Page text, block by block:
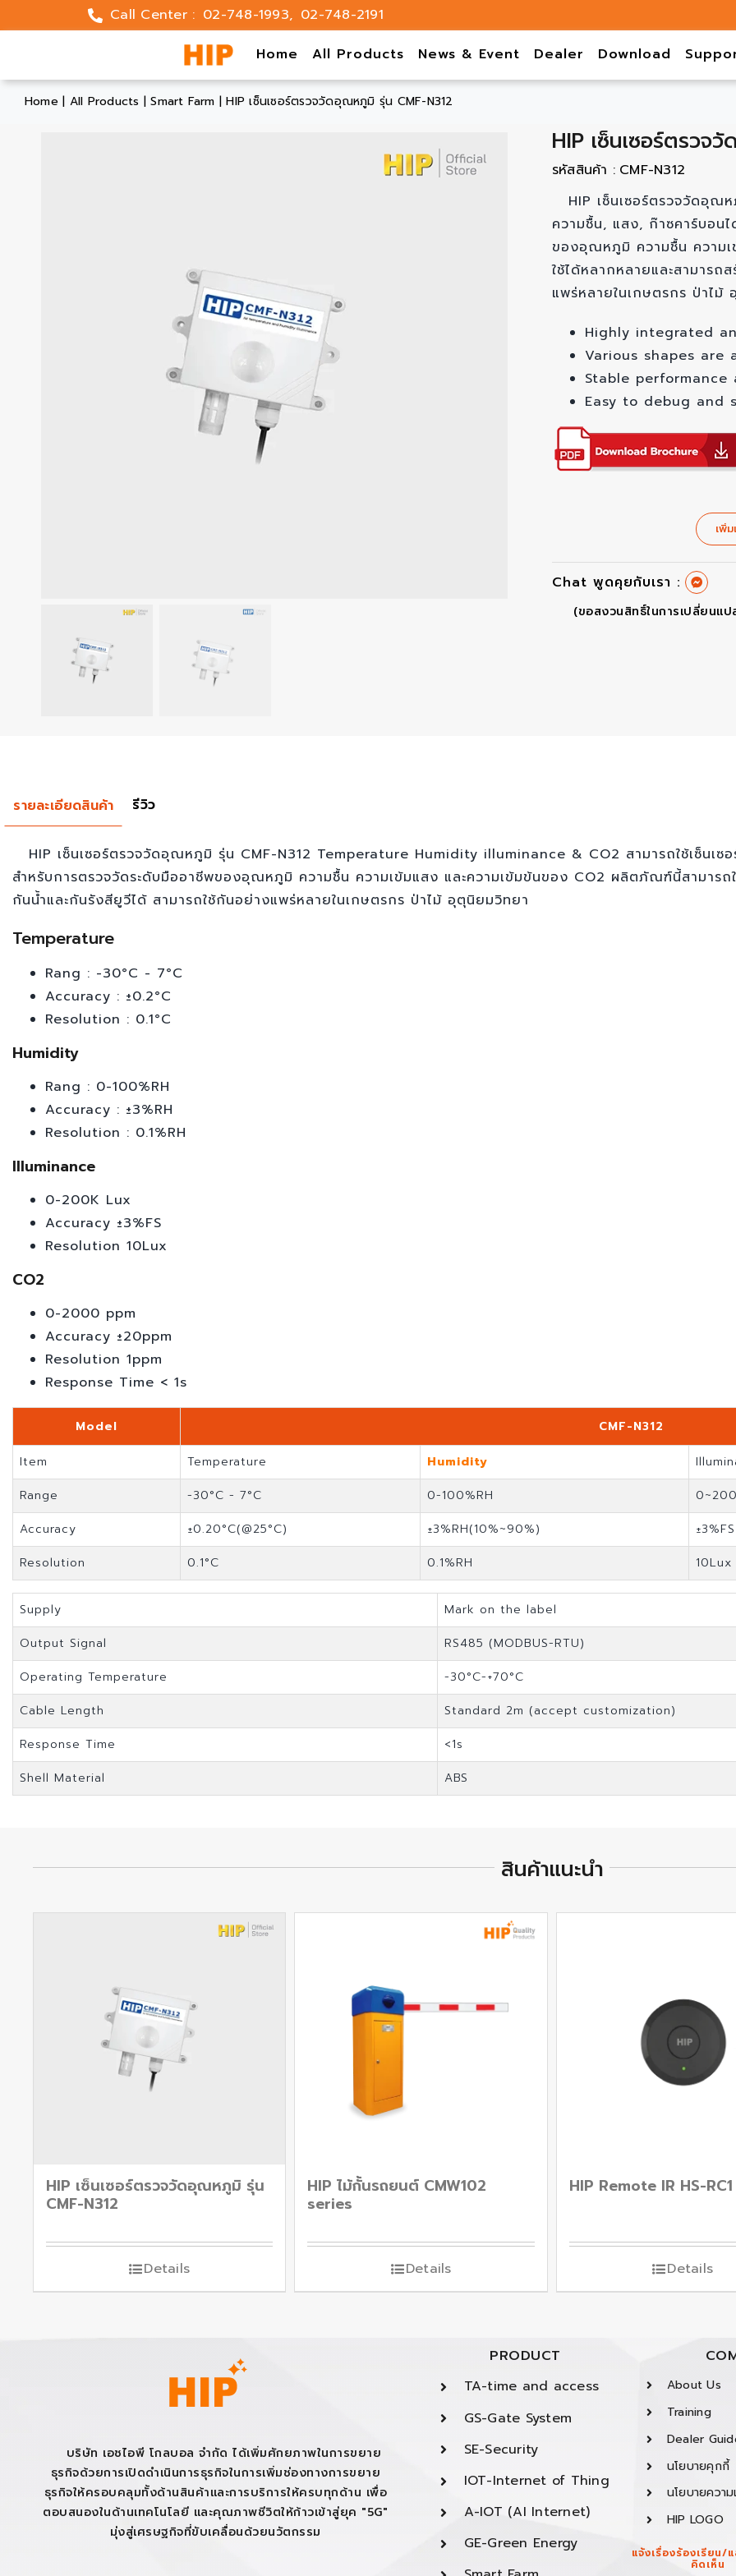
to
Call Center : 02-748-1993, 02-748-2191
Home
All Products News & Event Dealer Download
Home| All Products |Smart Farm |HIP เซ็นเซอร์ตรวจวัดอุณหภูมิ รุ่น CMF-N312
HIP เซ็นเซอร์ตรวจ
รหัสสินค้า : CMF-N312
HIP เซ็นเซอร์ตรวจวัดอุณ
ความชื้น, แสง, ก๊าซคาร์บอน
ของอุณหภูมิ ความชื้น ความ
ใช้ได้หลากหลายและสามารถ
แพร่หลายในเกษตรกร ป่าไม้
Highly integrated
Various shapes are
Stable
Easy to debug and
เพิ่
Chat พูดคุยกับเรา :
(ขอสงวนสิทธิ์ในการเปลี่ยนแ
รายละเอียดสินค้า รีวิว
HIP เซ็นเซอร์ตรวจวัดอุณหภูมิ รุ่น CMF-N312 Temperature Humidity illuminance & CO2 สามารถใช้เซ็นเ
สำหรับการตรวจวัดระดับมืออาชีพของอุณหภูมิ ความชื้น ความเข้มแสง และความเข้มข้นของ CO2 ผลิตภัณฑ์นี้สามารถใ
กันน้ำและกันรังสียูวีได้ สามารถใช้กันอย่างแพร่หลายในเกษตรกร ป่าไม้ อุตุนิยมวิทยา
Temperature
Rang : -30°C - 7°C
Accuracy : ±0.2°C
Resolution : 0.1°C
Humidity
Rang : 0-100%RH
Accuracy : ±3%RH
Resolution : 0.1%RH
Illuminance
0-200K Lux
Accuracy ±3%FS
Resolution 10Lux
CO2
0-2000 ppm
Accuracy ±20ppm
Resolution 1ppm
Response Time < 1s
Model CMF-N312
Item Temperature Humidity
Range
-30°C - 7°C 0-100%RH
Accuracy
±0.20°C(@25°C) ±3%RH(10%~90%) ±3%FS
Resolution
0.1°C 0.1%RH 10Lux
Supply
Mark on the label
Output Signal
RS485 (MODBUS-RTU)
Operating Temperature
-30°C-+70°C
Cable Length
Standard 2m (accept customization)
Response Time
<1s
Shell Material
ABS
สินค้าแนะนำ
HIP เซ็นเซอร์ตรวจวัดอุณหภูมิ รุ่น
CMF-N312
Details
HIP ไม้กั้นรถยนต์ CMW102
series
Details
HIP Remote IR HS-RC1
Details
บริษัท เอชไอพี โกลบอล จำกัด ได้เพิ่มศักยภาพในการขยาย
ธุรกิจด้วยการเปิดดำเนินการธุรกิจในการเพิ่มช่องทางการขยาย
ธุรกิจให้ครอบคลุมทั้งด้านสินค้าและการบริการให้ครบทุกด้าน เพื่อ
ตอบสนองในด้านเทคโนโลยี และคุณภาพชีวิตให้ก้าวเข้าสู่ยุค "5G"
มุ่งสู่เศรษฐกิจที่ขับเคลื่อนด้วยนวัตกรรม
PRODUCT
TA-time and access
GS-Gate System
SE-Security
IOT-Internet of Thing
A-IOT (AI Internet)
GE-Green Energy
About Us
Training
Dealer
นโยบายคุกกี้
นโยบายควา
HIP LOGO
แจ้งเรื่องร้องเรียน/
คิดเห็น